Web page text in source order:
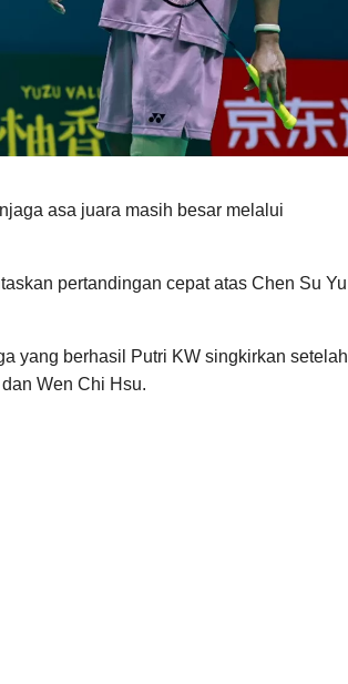
asa juara masih besar melalui
pertandingan cepat atas Chen Su Yu
yang berhasil Putri KW singkirkan setelah
Wen Chi Hsu.